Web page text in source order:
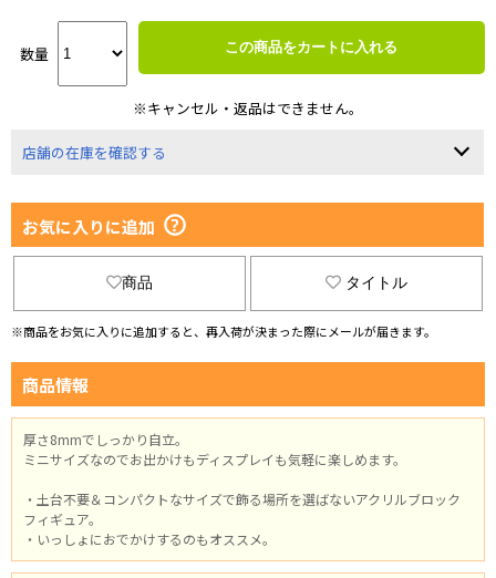
数量 この商品をカートに入れる
※キャンセル・返品はできません。
店舗の在庫を確認する
お気に入りに追加
商品 タイトル
※商品をお気に入りに追加すると、再入荷が決まった際にメールが届きます。
商品情報
厚さ8mmでしっかり自立。
ミニサイズなのでお出かけもディスプレイも気軽に楽しめます。
・土台不要＆コンパクトなサイズで飾る場所を選ばないアクリルブロック
フィギュア。
・いっしょにおでかけするのもオススメ。